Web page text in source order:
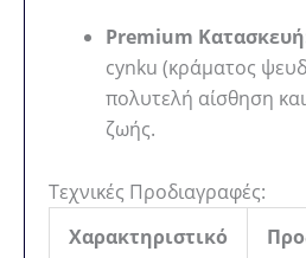
Premium
cynku (κράματος
πολυτελή αίσθηση
ζωής.
Τεχνικές Προδιαγραφές:
Χαρακτηριστικό